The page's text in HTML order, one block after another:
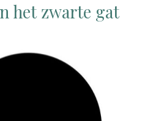
het zwarte gat